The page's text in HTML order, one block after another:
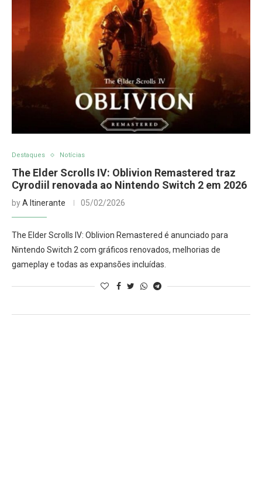
Destaques Notícias
The Elder Scrolls IV: Oblivion Remastered traz
Cyrodiil renovada ao Nintendo Switch 2 em 2026
byA Itinerante 05/02/2026
The Elder Scrolls IV: Oblivion Remastered é anunciado para
Nintendo Switch 2 com gráficos renovados, melhorias de
gameplay e todas as expansões incluídas.